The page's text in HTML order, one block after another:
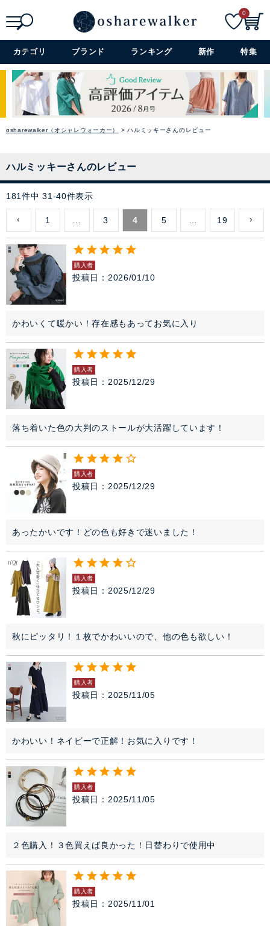
詳細検索+
0
カテゴリ ブランド ランキング 新作 特集
osharewalker（オシャレウォーカー） ハルミッキーさんのレビュー
ハルミッキーさんのレビュー
181件中 31 -40件表示
1 3 4 5 19
購入者
投稿日 2026/01/10
かわいくて暖かい！存在感もあってお気に入り
購入者
投稿日 2025/12/29
落ち着いた色の大判のストールが大活躍しています！
購入者
投稿日 2025/12/29
あったかいです！どの色も好きで迷いました！
購入者
投稿日 2025/12/29
秋にピッタリ！１枚でかわいいので、他の色も欲しい！
購入者
投稿日 2025/11/05
かわいい！ネイビーで正解！お気に入りです！
購入者
投稿日 2025/11/05
２色購入！３色買えば良かった！日替わりで使用中
購入者
投稿日 2025/11/01